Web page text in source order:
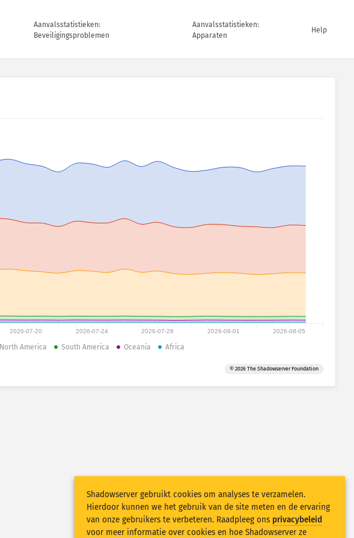
Aanvalsstatistieken:
Beveiligingsproblemen
Aanvalsstatistieken:
Apparaten
Help
2026-07-20 2026-07-24 2026-07-28 2026-08-01 2026-08-05
North America South America Oceania Africa
© 2026 The Shadowserver Foundation
Shadowserver gebruikt cookies om analyses te verzamelen.
Hierdoor kunnen we het gebruik van de site meten en de ervaring
van onze gebruikers te verbeteren. Raadpleeg ons privacybeleid
voor meer informatie over cookies en hoe Shadowserver ze